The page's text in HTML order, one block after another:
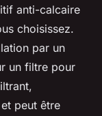
anti-calcaire
choisissez.
par un
un filtre pour
peut être